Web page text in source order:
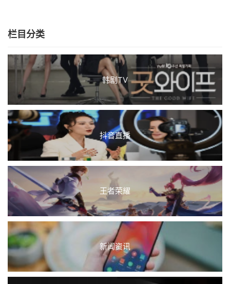
栏目分类
韩剧TV
抖音直播
王者荣耀
新闻资讯